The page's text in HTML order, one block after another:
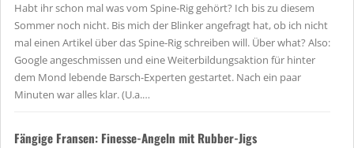
Habt ihr schon mal was vom Spine-Rig gehört? Ich bis zu diesem
Sommer noch nicht. Bis mich der Blinker angefragt hat, ob ich nicht
mal einen Artikel über das Spine-Rig schreiben will. Über what? Also:
Google angeschmissen und eine Weiterbildungsaktion für hinter
dem Mond lebende Barsch-Experten gestartet. Nach ein paar
Minuten war alles klar. (U.a.…
Fängige Fransen: Finesse-Angeln mit Rubber-Jigs